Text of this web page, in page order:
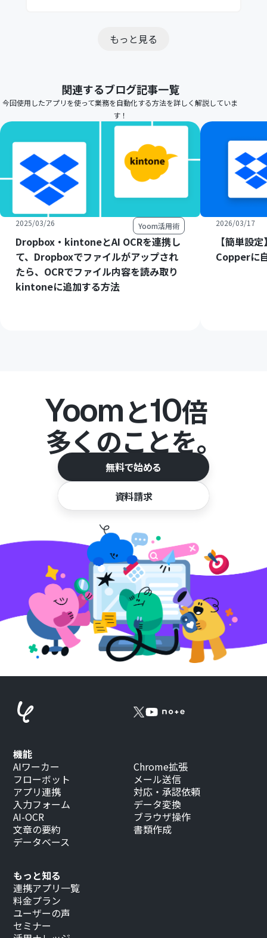
もっと見る
関連するブログ記事一覧
今回使用したアプリを使って業務を自動化する方法を詳しく解説していま
す！
2025/03/26 Yoom活用術
Dropbox・kintoneとAI OCRを連携し
て、Dropboxでファイルがアップされ
たら、OCRでファイル内容を読み取り
kintoneに追加する方法
2026/03/17
【簡単設
Copperに
Yoomと10倍
多くのことを。
無料で始める
資料請求
もっと知る
連携アプリ一覧
料金プラン
ユーザーの声
セミナー
機能
AIワーカー
フローボット
アプリ連携
入力フォーム
AI-OCR
文章の要約
データベース
Chrome拡張
メール送信
対応・承認依頼
データ変換
ブラウザ操作
書類作成